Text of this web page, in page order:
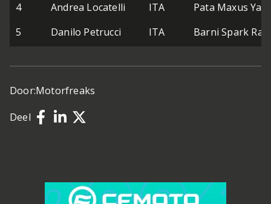
4
Andrea Locatelli ITA
Pata Maxus
5
Danilo Petrucci ITA Barni Spark
Door:Motorfreaks
Deel